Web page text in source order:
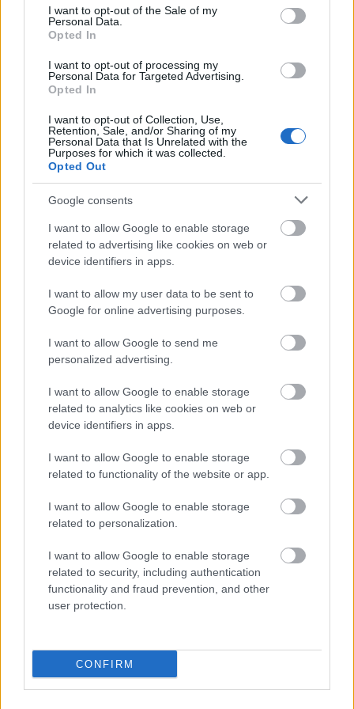
consent section.
I want to opt-out of the Sale of my
Personal Data.
Opted In
I want to opt-out of processing my
Personal Data for Targeted Advertising.
Opted In
I want to opt-out of Collection, Use,
Retention, Sale, and/or Sharing of my
Personal Data that Is Unrelated with the
Purposes for which it was collected.
Opted Out
Google consents
I want to allow Google to enable storage
related to advertising like cookies on web or
device identifiers in apps.
I want to allow my user data to be sent to
Google for online advertising purposes.
I want to allow Google to send me
personalized advertising.
I want to allow Google to enable storage
related to analytics like cookies on web or
device identifiers in apps.
I want to allow Google to enable storage
related to functionality of the website or app.
I want to allow Google to enable storage
related to personalization.
I want to allow Google to enable storage
related to security, including authentication
functionality and fraud prevention, and other
user protection.
CONFIRM
Amit talán nem tudtál az Enterprise
sorozatról
Menyhárt Attila • 2017. október 05.
mostohagyermeke volt, sokáig nem is szerepelt a
címében a Star Trek, és maguk a rajongók is
megosztottak a kérdésben. Egy legendás Enterprise
csillaghajó, még Kirk kapitány kora előtt? Az alkotók
megpróbálkoztak a majdnem lehetetlennel:
megalkotni azt…
Gene Roddenberry – haladó
gondolatok az eredeti sorozattól a